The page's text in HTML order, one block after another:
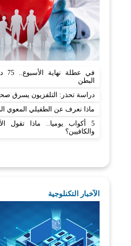
البطن
دراسة تحذر: التلفزيون يسرق
ماذا نعرف عن الطفيلي المعوي
5 أكواب يوميا.. ماذا تقول
والكافيين؟
الآخبار التكنلوجية